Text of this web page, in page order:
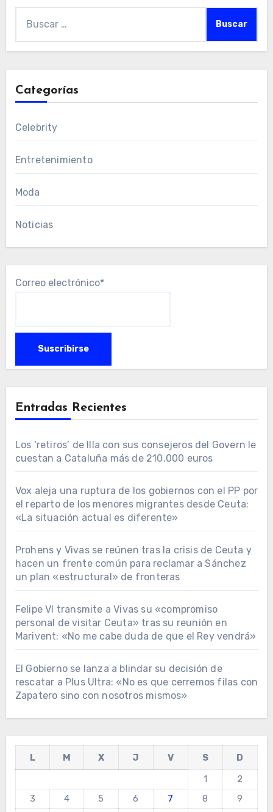
Categorías
Celebrity
Entretenimiento
Moda
Noticias
Correo electrónico*
Entradas Recientes
Los ‘retiros’ de Illa con sus consejeros del Govern le
cuestan a Cataluña más de 210.000 euros
Vox aleja una ruptura de los gobiernos con el PP por
el reparto de los menores migrantes desde Ceuta:
«La situación actual es diferente»
Prohens y Vivas se reúnen tras la crisis de Ceuta y
hacen un frente común para reclamar a Sánchez
un plan «estructural» de fronteras
Felipe VI transmite a Vivas su «compromiso
personal de visitar Ceuta» tras su reunión en
Marivent: «No me cabe duda de que el Rey vendrá»
El Gobierno se lanza a blindar su decisión de
rescatar a Plus Ultra: «No es que cerremos filas con
Zapatero sino con nosotros mismos»
L M X J V S
D
1
2
3
4 5 6 7 8
9